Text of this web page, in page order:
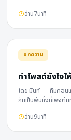
อ่าน7นาที
บทความ
ทำโพสต์ยังไง
โดย มินท์ — ทีมคอนเ
กันเป็นพันทั้งที่เพจต้
อ่าน9นาที